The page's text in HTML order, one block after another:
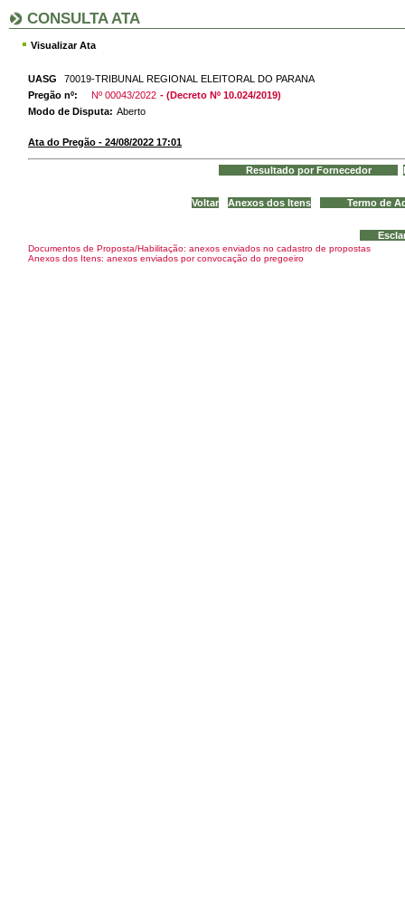
CONSULTA ATA
Visualizar Ata
UASG
70019-TRIBUNAL REGIONAL ELEITORAL DO PARANA
Pregão nº:
Nº 00043/2022 - (Decreto Nº 10.024/2019)
Modo de Disputa: Aberto
Ata do Pregão - 24/08/2022 17:01
Documentos de Proposta/Habilitação: anexos enviados no cadastro de propostas
Anexos dos Itens: anexos enviados por convocação do pregoeiro